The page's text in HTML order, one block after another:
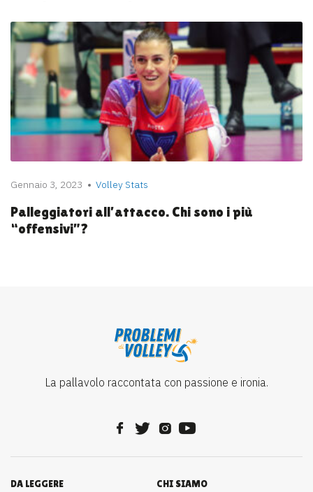
Gennaio 3, 2023 Volley Stats
Palleggiatori all’attacco. Chi sono i più
“offensivi”?
La pallavolo raccontata con passione e ironia.
DA LEGGERE CHI SIAMO